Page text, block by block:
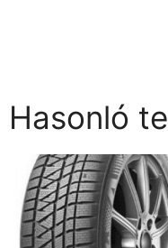
Hasonló